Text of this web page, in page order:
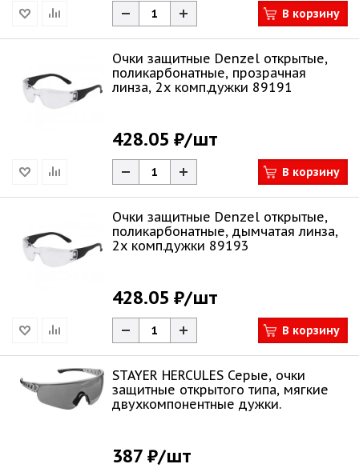
В корзину
Очки защитные Denzel открытые,
поликарбонатные, прозрачная
линза, 2х комп.дужки 89191
428.05 ₽/шт
В корзину
Очки защитные Denzel открытые,
поликарбонатные, дымчатая линза,
2х комп.дужки 89193
428.05 ₽/шт
В корзину
STAYER HERCULES Серые, очки
защитные открытого типа, мягкие
двухкомпонентные дужки.
387 ₽/шт